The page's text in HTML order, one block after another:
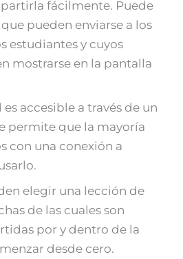
fácilmente. Puede
pueden enviarse a los
estudiantes y cuyos
mostrarse en la pantalla
accesible a través de un
permite que la mayoría
con una conexión a
elegir una lección de
de las cuales son
por y dentro de la
desde cero.